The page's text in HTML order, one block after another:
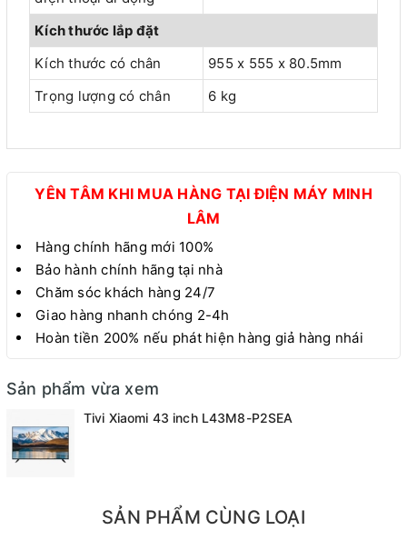
Kích thước lắp đặt
Kích thước có chân
955 x 555 x 80.5mm
Trọng lượng có chân
6 kg
YÊN TÂM KHI MUA HÀNG TẠI ĐIỆN MÁY MINH
LÂM
Hàng chính hãng mới 100%
Bảo hành chính hãng tại nhà
Chăm sóc khách hàng 24/7
Giao hàng nhanh chóng 2-4h
Hoàn tiền 200% nếu phát hiện hàng giả hàng nhái
Sản phẩm vừa xem
Tivi Xiaomi 43 inch L43M8-P2SEA
SẢN PHẨM CÙNG LOẠI